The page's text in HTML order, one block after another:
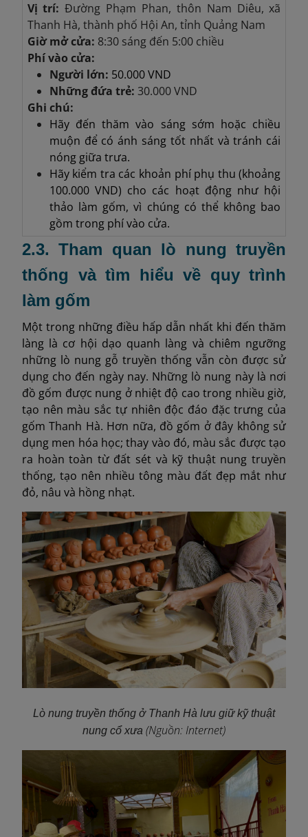
Vị trí:Đường Phạm Phan, thôn Nam Diêu, xã
Thanh Hà, thành phố Hội An, tỉnh Quảng Nam
Giờ mở cửa: 8:30 sáng đến 5:00 chiều
Phí vào cửa:
Người lớn: 50.000 VND
Những đứa trẻ: 30.000 VND
Ghi chú:
Hãy đến thăm vào sáng sớm hoặc chiều
muộn để có ánh sáng tốt nhất và tránh cái
nóng giữa trưa.
Hãy kiểm tra các khoản phí phụ thu (khoảng
100.000 VND) cho các hoạt động như hội
thảo làm gốm, vì chúng có thể không bao
gồm trong phí vào cửa.
2.3. Tham quan lò nung truyền
thống và tìm hiểu về quy trình
làm gốm
Một trong những điều hấp dẫn nhất khi đến thăm
làng là cơ hội dạo quanh làng và chiêm ngưỡng
những lò nung gỗ truyền thống vẫn còn được sử
dụng cho đến ngày nay. Những lò nung này là nơi
đồ gốm được nung ở nhiệt độ cao trong nhiều giờ,
tạo nên màu sắc tự nhiên độc đáo đặc trưng của
gốm Thanh Hà. Hơn nữa, đồ gốm ở đây không sử
dụng men hóa học; thay vào đó, màu sắc được tạo
ra hoàn toàn từ đất sét và kỹ thuật nung truyền
thống, tạo nên nhiều tông màu đất đẹp mắt như
đỏ, nâu và hồng nhạt.
Lò nung truyền thống ở Thanh Hà lưu giữ kỹ thuật
nung cổ xưa (Nguồn: Internet)